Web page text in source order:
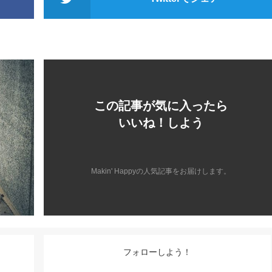
この記事が気に入ったら
いいね！しよう
Makin' Happyの人気記事をお届けします。
フォローしよう！